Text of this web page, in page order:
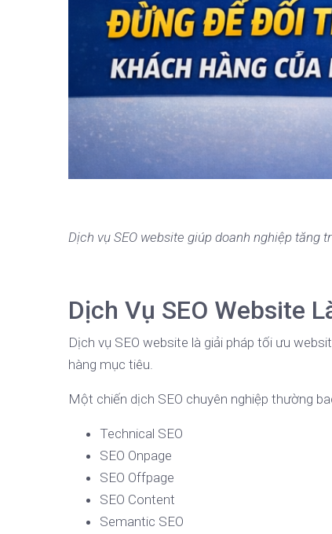
Dịch vụ SEO website giúp doanh nghiệp tăng
Dịch Vụ SEO Website
Dịch vụ SEO website là giải pháp tối ưu
hàng mục tiêu.
Một chiến dịch SEO chuyên nghiệp thường
Technical SEO
SEO Onpage
SEO Offpage
SEO Content
Semantic SEO